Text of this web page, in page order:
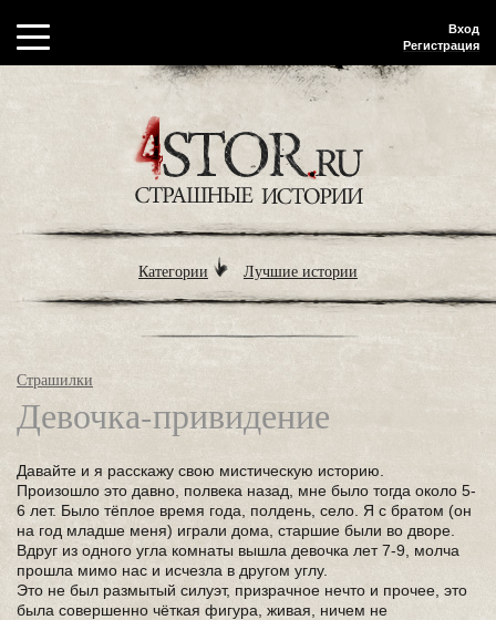
Вход
Регистрация
Категории Лучшие истории
Страшилки
Девочка-привидение
Давайте и я расскажу свою мистическую историю.
Произошло это давно, полвека назад, мне было тогда около 5-
6 лет. Было тёплое время года, полдень, село. Я с братом (он
на год младше меня) играли дома, старшие были во дворе.
Вдруг из одного угла комнаты вышла девочка лет 7-9, молча
прошла мимо нас и исчезла в другом углу.
Это не был размытый силуэт, призрачное нечто и прочее, это
была совершенно чёткая фигура, живая, ничем не